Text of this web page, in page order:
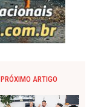
PRÓXIMO ARTIGO